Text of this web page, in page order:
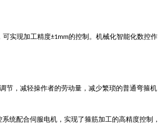
可实现加工精度±1mm的控制。机械化智能化数控作
节，减轻操作者的劳动量，减少繁琐的普通弯箍机
系统配合伺服电机，实现了箍筋加工的高精度控制，